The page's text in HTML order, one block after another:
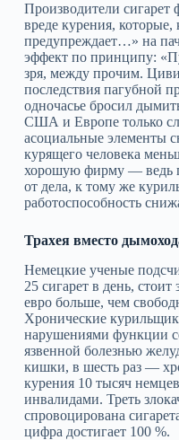
Производители
вреде курения,
предупреждает…» на
эффект по принципу:
зря, между прочим.
последствия пагубной
одночасье бросил
США и Европе только
асоциальные элементы
курящего человека
хорошую фирму — ведь
от дела, к тому же
работоспособность
Трахея вместо
Немецкие ученые
25 сигарет в день,
евро больше, чем
Хронические
нарушениями функции
язвенной болезнью
кишки, в шесть раз —
курения 10 тысяч
инвалидами. Треть
спровоцирована
цифра достигает 100 %.